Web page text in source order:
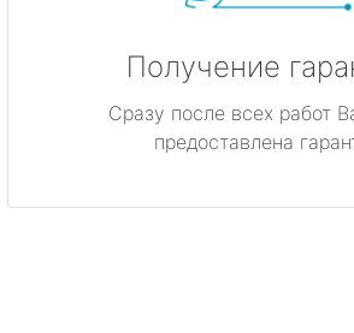
Получение
Сразу после всех работ
предоставлена